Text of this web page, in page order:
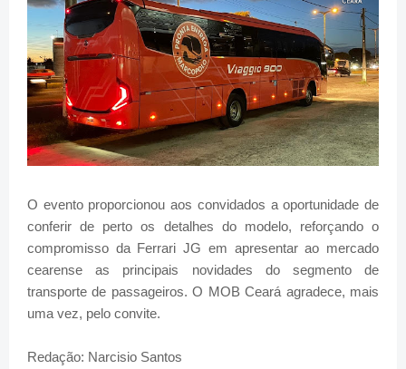
O evento proporcionou aos convidados a oportunidade de
conferir de perto os detalhes do modelo, reforçando o
compromisso da Ferrari JG em apresentar ao mercado
cearense as principais novidades do segmento de
transporte de passageiros. O MOB Ceará agradece, mais
uma vez, pelo convite.
Redação: Narcisio Santos